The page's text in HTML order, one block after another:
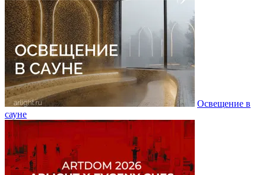
Освещение в
сауне